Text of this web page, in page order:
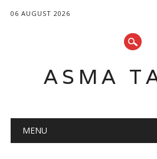
06 AUGUST 2026
ASMA
Main menu
MENU